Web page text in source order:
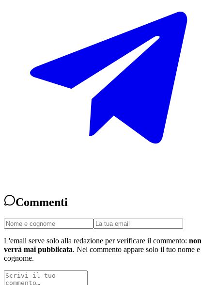
Commenti
L'email serve solo alla redazione per verificare il commento: non
verrà mai pubblicata. Nel commento appare solo il tuo nome e
cognome.